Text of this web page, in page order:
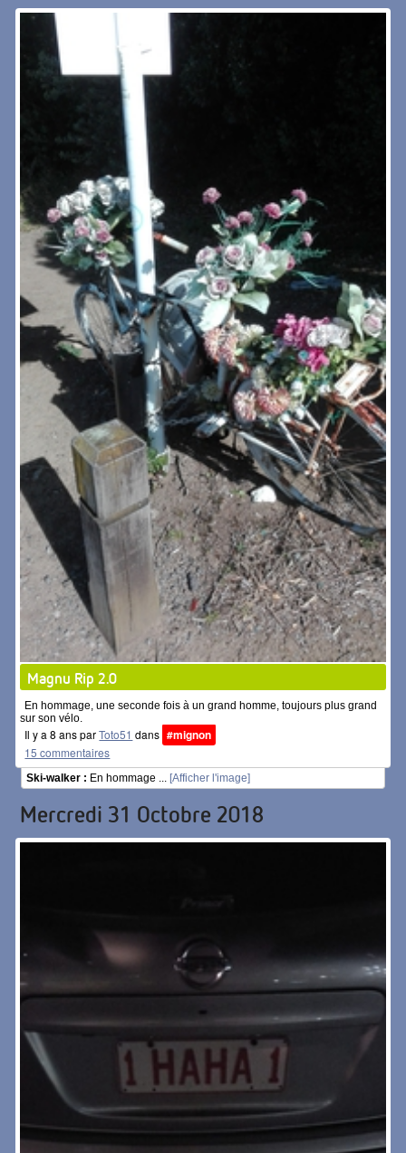
Magnu Rip 2.0
En hommage, une seconde fois à un grand homme, toujours plus grand
sur son vélo.
Il y a 8 ans parToto51 dans #mignon
15 commentaires
Ski-walker : En hommage ... [Afficher l'image]
Mercredi 31 Octobre 2018